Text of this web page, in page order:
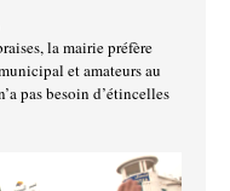
la mairie préfère
et amateurs au
pas besoin d’étincelles